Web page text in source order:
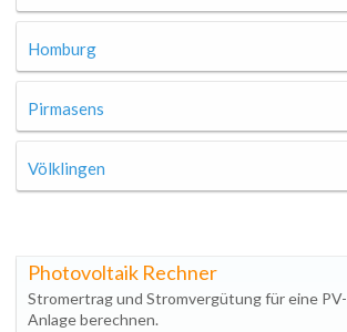
Homburg
Pirmasens
Völklingen
Photovoltaik Rechner
Stromertrag und Stromvergütung für eine PV-
Anlage berechnen.